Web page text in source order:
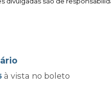
à vista no boleto